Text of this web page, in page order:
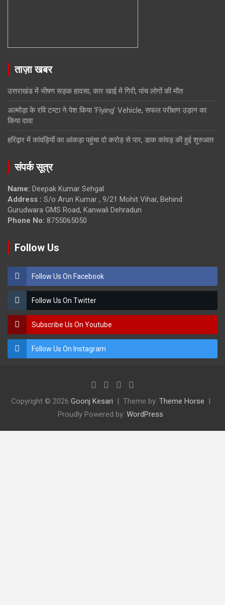
ताज़ा खबर
उत्तराखंड में भीषण सड़क हादसा, कार खाई में गिरी, पांच लोगों की मौत
अल्मोड़ा के रवि टम्टा ने पेश किया ‘Flying’ Vehicle, सफल परीक्षण उड़ान का
किया दावा
हरिद्वार में कांवड़ियों का आंकड़ा पहुंचा दो करोड़ से पार, डाक कांवड़ की हुई शुरुआत
संपर्क सूत्र
Name: Deepak Kumar Sehgal
Address : S/o Arun Kumar , 9/21 Mohit Vihar, Behind
Gurudwara GMS Road, Kanwali Dehradun
Phone No: 8755065050
Follow Us
Follow Us On Facebook
Follow Us On Twitter
Subscribe Us On Youtube
Follow Us On Instagram
Copyright © 2026 Goonj Kesari Theme by: Theme Horse
Proudly Powered by: WordPress